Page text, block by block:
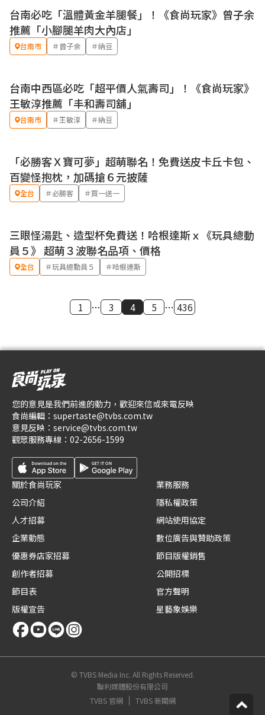
台南必吃「溫體黃金羊腿餐」！《食尚玩家》曾子余
推薦「小腳腿羊肉大內店」
台南市 ＃曾子余 ＃納豆
台南中西區必吃「超平價人氣壽司」！《食尚玩家》
王敏淳推薦「丰和壽司舖」
台南市 ＃王敏淳 ＃納豆
優惠
「必勝客Ｘ寶可夢」超萌聯名！免費送皮卡丘卡包、
百變怪抱枕，加碼搶６元披薩
全台 ＃必勝客 ＃買一送一
優惠
三眼怪湯匙、造型杯免費送！哈根達斯ｘ《玩具總動
員５》 超萌３波聯名品項、價格
全台 ＃玩具總動員５ ＃哈根達斯
1 … 3 4 5 … 436
您的意見是我們前進的動力，歡迎來信或來電反映
食尚編輯： supertaste@tvbs.com.tw
意見反映： service@tvbs.com.tw
觀眾服務專線： 02-2656-1599
關於食尚玩家
公司介紹
人才招募
企業動態
優惠券店家招募
創作者招募
節目表
版權宣告
業務服務
隱私權政策
網站使用協定
數位廣告與贊助政策
節目版權銷售
公開招標
官方聲明
星藝象娛樂
© TVBS Media Inc. All Rights Reserved.
聯利媒體股份有限公司
TVBS 官網
TVBS 新聞網